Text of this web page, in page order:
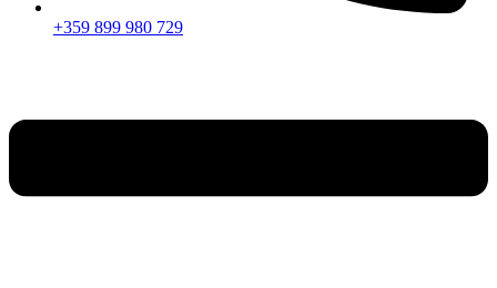
+359 899 980 729